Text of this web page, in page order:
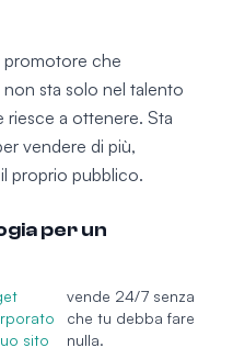
promotore che
sta solo nel talento
riesce a ottenere. Sta
vendere di più,
proprio pubblico.
per un
sito
vende 24/7 senza
che tu debba fare
nulla.